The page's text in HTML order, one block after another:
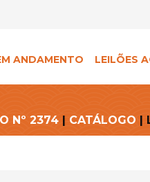
ANDAMENTO LEILÕES
Nº 2374 | CATÁLOGO |